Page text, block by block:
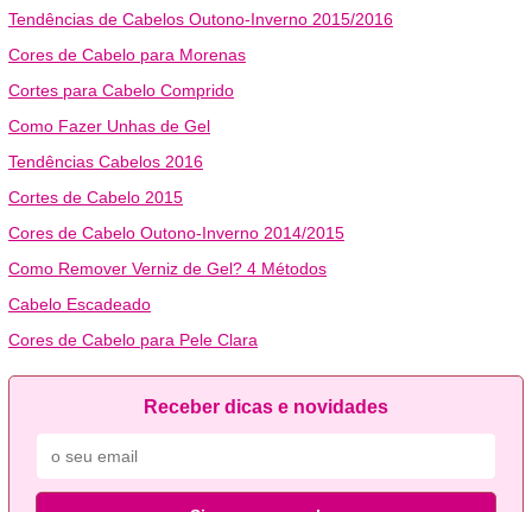
Tendências de Cabelos Outono-Inverno 2015/2016
Cores de Cabelo para Morenas
Cortes para Cabelo Comprido
Como Fazer Unhas de Gel
Tendências Cabelos 2016
Cortes de Cabelo 2015
Cores de Cabelo Outono-Inverno 2014/2015
Como Remover Verniz de Gel? 4 Métodos
Cabelo Escadeado
Cores de Cabelo para Pele Clara
Receber dicas e novidades